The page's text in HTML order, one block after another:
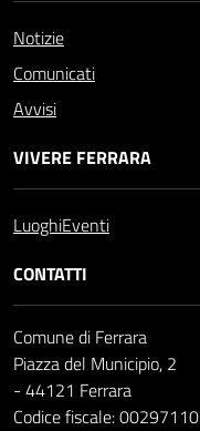
Notizie
Comunicati
Avvisi
VIVERE FERRARA
LuoghiEventi
CONTATTI
Comune di Ferrara
Piazza del Municipio, 2
- 44121 Ferrara
Codice fiscale: